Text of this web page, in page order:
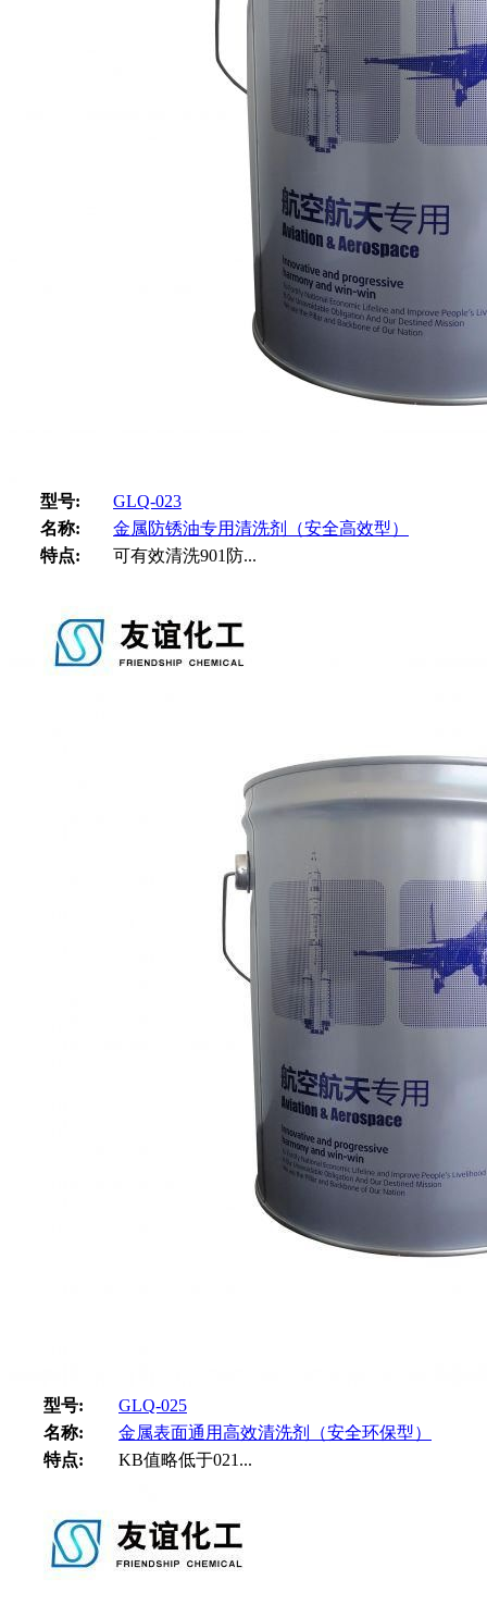
型号:
GLQ-023
名称:
金属防锈油专用清洗剂（安全高效型）
特点:
可有效清洗901防...
型号:
GLQ-025
名称:
金属表面通用高效清洗剂（安全环保型）
特点:
KB值略低于021...